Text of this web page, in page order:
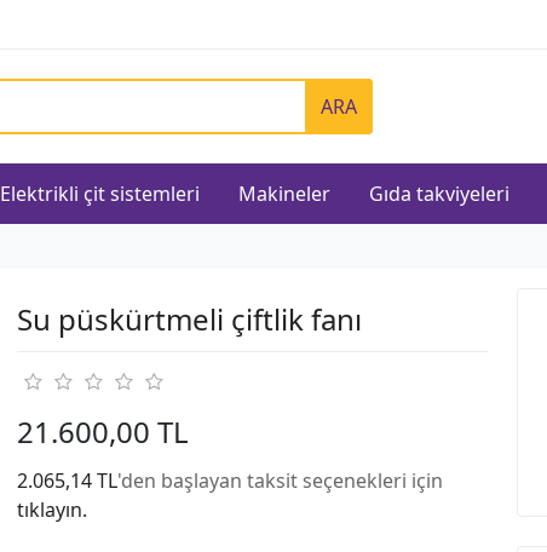
ARA
Elektrikli çit sistemleri Makineler Gıda takviyeleri
Su püskürtmeli çiftlik fanı
21.600,00 TL
2.065,14 TL'den başlayan taksit seçenekleri için
tıklayın.